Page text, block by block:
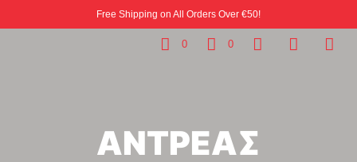
Free Shipping on All Orders Over €50!
0 0
ΑΝΤΡΕΑΣ